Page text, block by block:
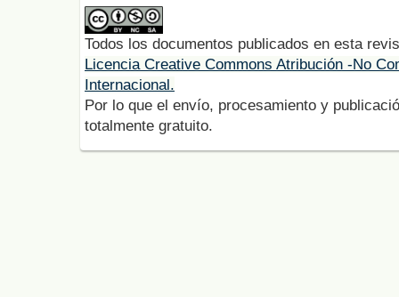
Todos los documentos publicados en esta
Licencia Creative Commons Atribución -No
Internacional.
Por lo que el envío, procesamiento y
totalmente gratuito.